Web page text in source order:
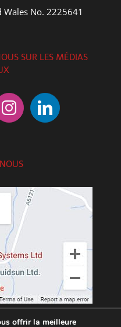
Wales No. 2225641
SUR LES MÉDIAS
offrir la meilleure